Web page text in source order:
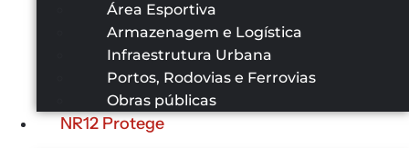
Área Esportiva
Armazenagem e Logística
Infraestrutura Urbana
Portos, Rodovias e Ferrovias
Obras públicas
NR12 Protege